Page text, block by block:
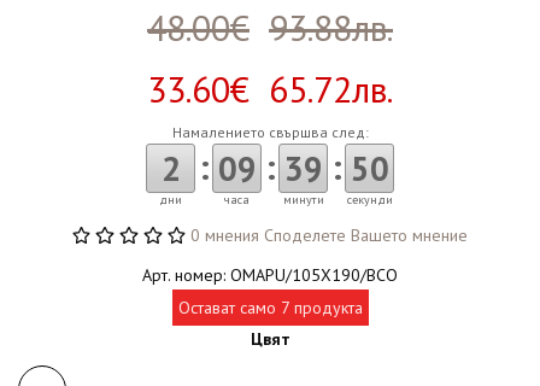
48.00€ 93.88лв.
33.60€ 65.72лв.
Намалението свършва след:
2
дни
: 09
часа
: 39
минути
: 50
секунди
0 мнения Споделете Вашето мнение
Арт. номер: OMAPU/105X190/BCO
Остават само 7 продукта
Цвят